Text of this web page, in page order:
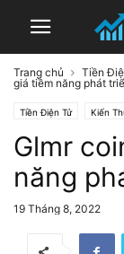
Trang chủ Tiền
giá tiềm năng phát
Tiền Điện Tử Kiến
Glmr
năng
19 Tháng 8, 2022